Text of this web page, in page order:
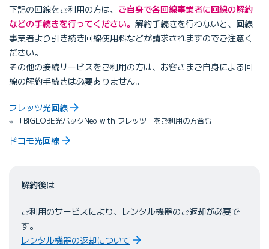
下記の回線をご利用の方は、 ご自身で各回線事業者に回線の解約
などの手続きを行ってください。 解約手続きを行わないと、回線
事業者より引き続き回線使用料などが請求されますのでご注意く
ださい。
その他の接続サービスをご利用の方は、お客さまご自身による回
線の解約手続きは必要ありません。
フレッツ光回線
「BIGLOBE光パックNeo with フレッツ」をご利用の方含む
ドコモ光回線
解約後は
ご利用のサービスにより、レンタル機器のご返却が必要で
す。
レンタル機器の返却について